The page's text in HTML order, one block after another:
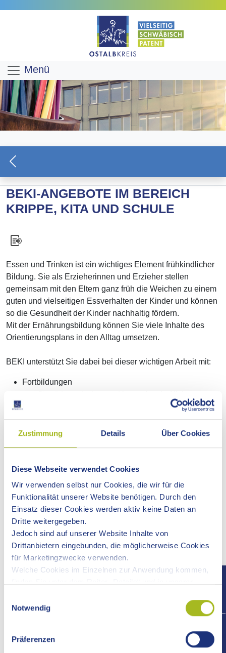
Zustimmung Details Über Cookies
Diese Webseite verwendet Cookies
Wir verwenden selbst nur Cookies, die wir für die
Funktionalität unserer Website benötigen. Durch den
Einsatz dieser Cookies werden aktiv keine Daten an
Dritte weitergegeben.
Jedoch sind auf unserer Website Inhalte von
Drittanbietern eingebunden, die möglicherweise Cookies
für Marketingzwecke verwenden.
Welche Cookies im Einzelnen zur Anwendung kommen,
Notwendig
Präferenzen
Menü
BEKI-ANGEBOTE IM BEREICH
KRIPPE, KITA UND SCHULE
Essen und Trinken ist ein wichtiges Element frühkindlicher
Bildung. Sie als Erzieherinnen und Erzieher stellen
gemeinsam mit den Eltern ganz früh die Weichen zu einem
guten und vielseitigen Essverhalten der Kinder und können
so die Gesundheit der Kinder nachhaltig fördern.
Mit der Ernährungsbildung können Sie viele Inhalte des
Orientierungsplans in den Alltag umsetzen.
BEKI unterstützt Sie dabei bei dieser wichtigen Arbeit mit:
Fortbildungen
für pädagogisches und hauswirtschaftliches
für Fachschulen für Sozialpädagogik
Unser aktuelles Angebot an Fortbildungen finden Sie
weitere Fortbildungsthemen Inhouse oder zu anderen
Einführung in den Ringordner - Esspedition Kita
Ideen, um das Thema Essen und Trinken praxisnah im
Informationsveranstaltungen für Eltern, z.B. im Rahmen
Begleitung zum BEKI-Zertifikat - machen Sie Ihr
Ernährungsprofil sichtbar.
Informationsmaterial zur Kinderernährung und -